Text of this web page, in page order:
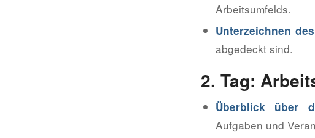
Arbeitsumfelds.
Unterzeichnen
abgedeckt sind.
2. Tag:
Überblick über
Aufgaben und